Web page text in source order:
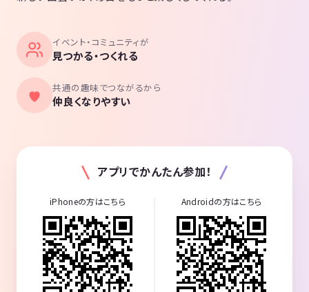
イベント・コミュニティが
見つかる・つくれる
共通の趣味でつながるから
仲良くなりやすい
アプリでかんたん参加！
iPhoneの方はこちら Androidの方はこちら